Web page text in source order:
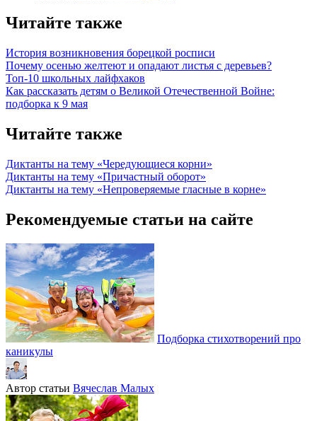
Читайте также
История возникновения борецкой росписи
Почему осенью желтеют и опадают листья с деревьев?
Топ-10 школьных лайфхаков
Как рассказать детям о Великой Отечественной Войне:
подборка к 9 мая
Читайте также
Диктанты на тему «Чередующиеся корни»
Диктанты на тему «Причастный оборот»
Диктанты на тему «Непроверяемые гласные в корне»
Рекомендуемые статьи на сайте
Подборка стихотворений про
каникулы
Автор статьи Вячеслав Малых